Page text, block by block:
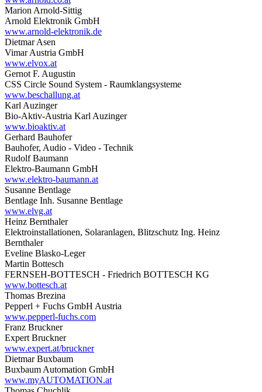
Marion Arnold-Sittig
Arnold Elektronik GmbH
www.arnold-elektronik.de
Dietmar Asen
Vimar Austria GmbH
www.elvox.at
Gernot F. Augustin
CSS Circle Sound System - Raumklangsysteme
www.beschallung.at
Karl Auzinger
Bio-Aktiv-Austria Karl Auzinger
www.bioaktiv.at
Gerhard Bauhofer
Bauhofer, Audio - Video - Technik
Rudolf Baumann
Elektro-Baumann GmbH
www.elektro-baumann.at
Susanne Bentlage
Bentlage Inh. Susanne Bentlage
www.elvg.at
Heinz Bernthaler
Elektroinstallationen, Solaranlagen, Blitzschutz Ing. Heinz
Bernthaler
Eveline Blasko-Leger
Martin Bottesch
FERNSEH-BOTTESCH - Friedrich BOTTESCH KG
www.bottesch.at
Thomas Brezina
Pepperl + Fuchs GmbH Austria
www.pepperl-fuchs.com
Franz Bruckner
Expert Bruckner
www.expert.at/bruckner
Dietmar Buxbaum
Buxbaum Automation GmbH
www.myAUTOMATION.at